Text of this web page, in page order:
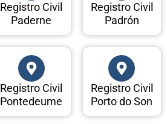
Registro Civil
Paderne
Registro Civil
Padrón
Registro Civil
Pontedeume
Registro Civil
Porto do Son